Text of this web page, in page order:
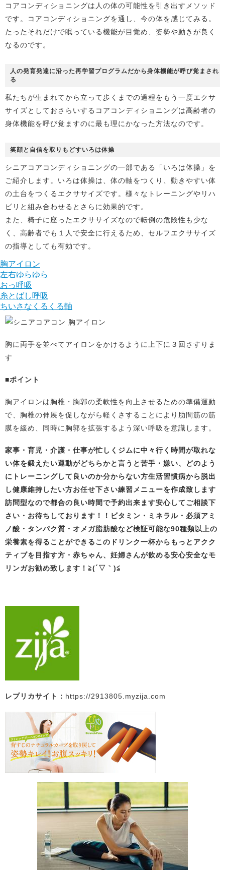
コアコンディショニングは人の体の可能性を引き出すメソッド
です。コアコンディショニングを通し、今の体を感じてみる。
たったそれだけで眠っている機能が目覚め、姿勢や動きが良く
なるのです。
人の発育発達に沿った再学習プログラムだから身体機能が呼び覚まされ
る
私たちが生まれてから立って歩くまでの過程をもう一度エクサ
サイズとしておさらいするコアコンディショニングは高齢者の
身体機能を呼び覚ますのに最も理にかなった方法なのです。
笑顔と自信を取りもどすいろは体操
シニアコアコンディショニングの一部である「いろは体操」を
ご紹介します。いろは体操は、体の軸をつくり、動きやすい体
の土台をつくるエクササイズです。様々なトレーニングやリハ
ビリと組み合わせるとさらに効果的です。
また、椅子に座ったエクササイズなので転倒の危険性も少な
く、高齢者でも１人で安全に行えるため、セルフエクササイズ
の指導としても有効です。
胸アイロン
左右ゆらゆら
おっ呼吸
糸とばし呼吸
ちいさなくるくる軸
胸に両手を並べてアイロンをかけるように上下に３回さすりま
す
■ポイント
胸アイロンは胸椎・胸郭の柔軟性を向上させるための準備運動
で、胸椎の伸展を促しながら軽くさすることにより肋間筋の筋
膜を緩め、同時に胸郭を拡張するよう深い呼吸を意識します。
家事・育児・介護・仕事が忙しくジムに中々行く時間が取れな
い体を鍛えたい運動がどちらかと言うと苦手・嫌い、どのよう
にトレーニングして良いのか分からない方生活習慣病から脱出
し健康維持したい方お任せ下さい練習メニューを作成致します
訪問型なので都合の良い時間で予約出来ます安心してご相談下
さい・お待ちしております！！ ビタミン・ミネラル・必須アミ
ノ酸・タンパク質・オメガ脂肪酸など検証可能な90種類以上の
栄養素を得ることができるこのドリンク一杯から も っとアクク
ティブを目指す方・赤ちゃん、妊婦さんが飲める安心安全なモ
リンガお勧め致します！ ≧(´▽｀)≦
レプリカサイト： https://2913805.myzija.com